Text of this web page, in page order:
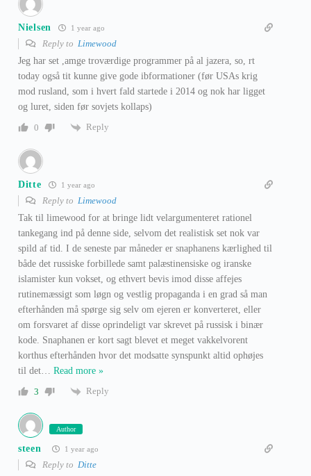
Nielsen 1 year ago
Reply to Limewood
Jeg har set ,amge troværdige programmer på al jazera, so, rt
today også tit kunne give gode ibformationer (før USAs krig
mod rusland, som i hvert fald startede i 2014 og nok har ligget
og luret, siden før sovjets kollaps)
0
Reply
Ditte 1 year ago
Reply to Limewood
Tak til limewood for at bringe lidt velargumenteret rationel
tankegang ind på denne side, selvom det realistisk set nok var
spild af tid. I de seneste par måneder er snaphanens kærlighed til
både det russiske forbillede samt palæstinensiske og iranske
islamister kun vokset, og ethvert bevis imod disse affejes
rutinemæssigt som løgn og vestlig propaganda i en grad så man
efterhånden må spørge sig selv om ejeren er konverteret, eller
om forsvaret af disse oprindeligt var skrevet på russisk i binær
kode. Snaphanen er kort sagt blevet et meget vakkelvorent
korthus efterhånden hvor det modsatte synspunkt altid ophøjes
til det… Read more »
3
Reply
Author
steen 1 year ago
Reply to Ditte